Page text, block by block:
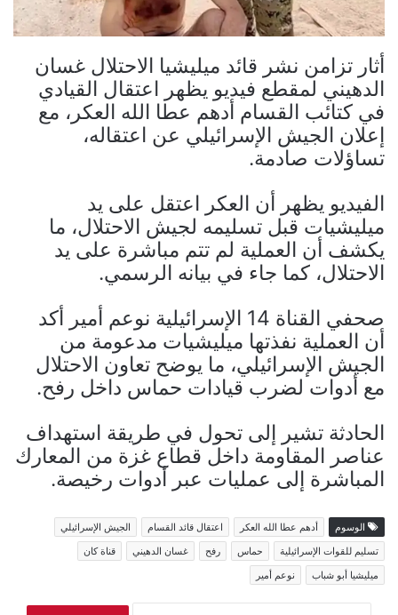
أثار تزامن نشر قائد ميليشيا الاحتلال غسان
الدهيني لمقطع فيديو يظهر اعتقال القيادي
في كتائب القسام أدهم عطا الله العكر، مع
إعلان الجيش الإسرائيلي عن اعتقاله،
تساؤلات صادمة.
الفيديو يظهر أن العكر اعتقل على يد
ميليشيات قبل تسليمه لجيش الاحتلال، ما
يكشف أن العملية لم تتم مباشرة على يد
الاحتلال، كما جاء في بيانه الرسمي.
صحفي القناة 14 الإسرائيلية نوعم أمير أكد
أن العملية نفذتها ميليشيات مدعومة من
الجيش الإسرائيلي، ما يوضح تعاون الاحتلال
مع أدوات لضرب قيادات حماس داخل رفح.
الحادثة تشير إلى تحول في طريقة استهداف
عناصر المقاومة داخل قطاع غزة من المعارك
المباشرة إلى عمليات عبر أدوات رخيصة.
الوسوم أدهم عطا الله العكر اعتقال قائد القسام
الجيش الإسرائيلي
تسليم للقوات الإسرائيلية
حماس رفح غسان الدهيني
قناة كان
ميليشيا أبو شباب
نوعم أمير